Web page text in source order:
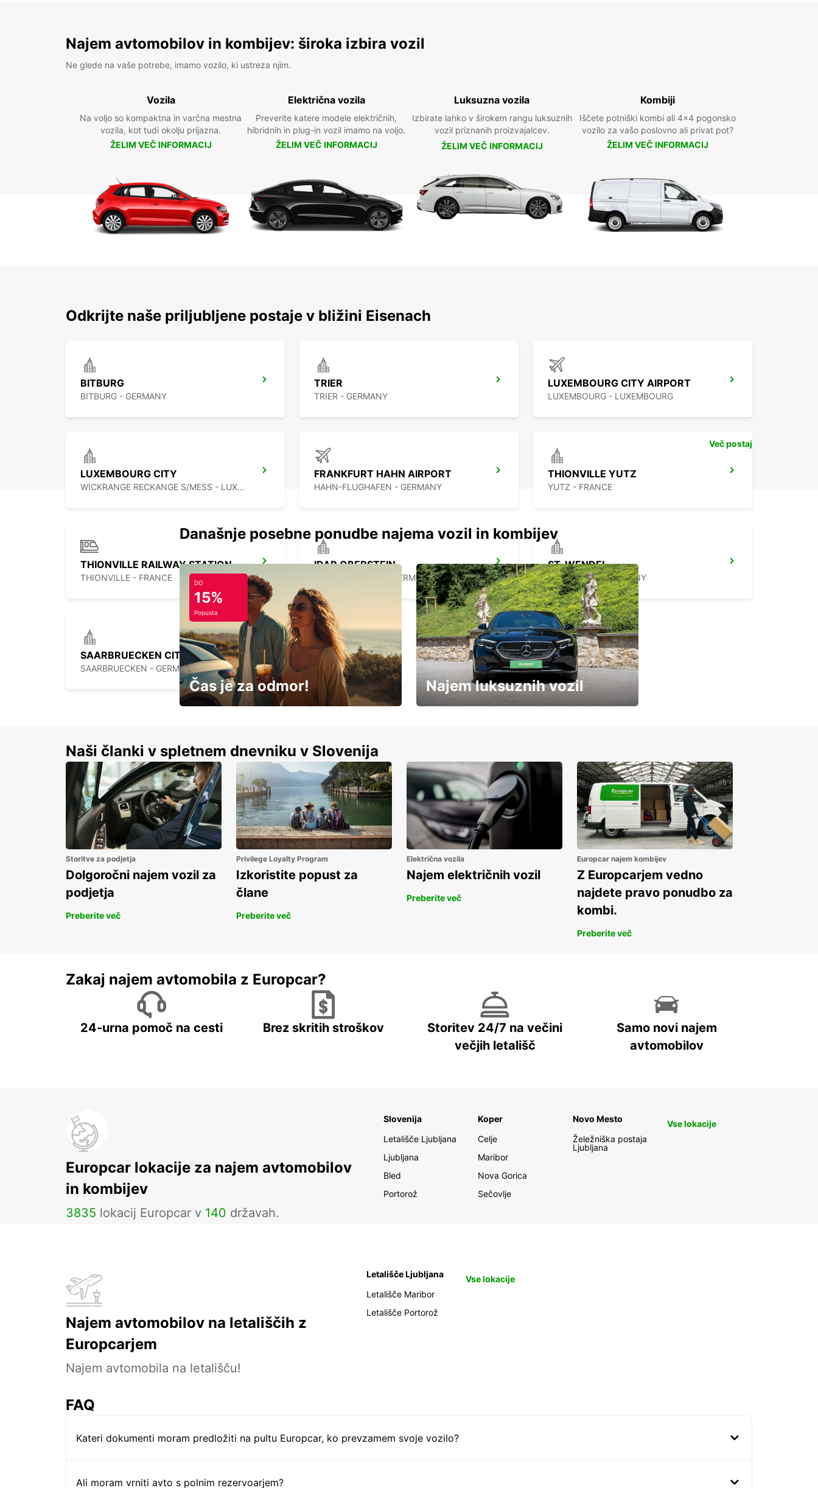
Najem avtomobilov in kombijev: široka izbira vozil
Ne glede na vaše potrebe, imamo vozilo, ki ustreza njim.
Vozila
Na voljo so kompaktna in varčna mestna
vozila, kot tudi okolju prijazna.
ŽELIM VEČ INFORMACIJ
Električna vozila
Preverite katere modele električnih,
hibridnih in plug-in vozil imamo na voljo.
ŽELIM VEČ INFORMACIJ
Luksuzna vozila
Izbirate lahko v širokem rangu luksuznih
vozil priznanih proizvajalcev.
ŽELIM VEČ INFORMACIJ
Kombiji
Iščete potniški kombi ali 4x4 pogonsko
vozilo za vašo poslovno ali privat pot?
ŽELIM VEČ INFORMACIJ
Odkrijte naše priljubljene postaje v bližini Eisenach
BITBURG
BITBURG - GERMANY
TRIER
TRIER - GERMANY
LUXEMBOURG CITY AIRPORT
LUXEMBOURG - LUXEMBOURG
LUXEMBOURG CITY
WICKRANGE RECKANGE S/MESS - LUXEMBOURG
FRANKFURT HAHN AIRPORT
HAHN-FLUGHAFEN - GERMANY
THIONVILLE YUTZ
YUTZ - FRANCE
THIONVILLE RAILWAY STATION - SERVICE POINT
THIONVILLE - FRANCE
IDAR OBERSTEIN
IDAR OBERSTEIN - GERMANY
ST. WENDEL
ST WENDEL - GERMANY
SAARBRUECKEN CITY
SAARBRUECKEN - GERMANY
Več postaj
Današnje posebne ponudbe najema vozil in kombijev
DO
15%
Popusta
Čas je za odmor! Najem luksuznih vozil
Naši članki v spletnem dnevniku v Slovenija
Storitve za podjetja
Dolgoročni najem vozil za
podjetja
Preberite več
Privilege Loyalty Program
Izkoristite popust za
člane
Preberite več
Električna vozila
Najem električnih vozil
Preberite več
Europcar najem kombijev
Z Europcarjem vedno
najdete pravo ponudbo za
kombi.
Preberite več
Zakaj najem avtomobila z Europcar?
24-urna pomoč na cesti Brez skritih stroškov
Storitev 24/7 na večini
večjih letališč
Samo novi najem
avtomobilov
Europcar lokacije za najem avtomobilov
in kombijev
3835 lokacij Europcar v 140 državah.
Slovenija
Letališče Ljubljana
Ljubljana
Bled
Portorož
Koper
Celje
Maribor
Nova Gorica
Sečovlje
Novo Mesto
Želežniška postaja
Ljubljana
Vse lokacije
Najem avtomobilov na letališčih z
Europcarjem
Najem avtomobila na letališču!
Letališče Ljubljana
Letališče Maribor
Letališče Portorož
Vse lokacije
FAQ
Kateri dokumenti moram predložiti na pultu Europcar, ko prevzamem svoje vozilo?
Ali moram vrniti avto s polnim rezervoarjem?